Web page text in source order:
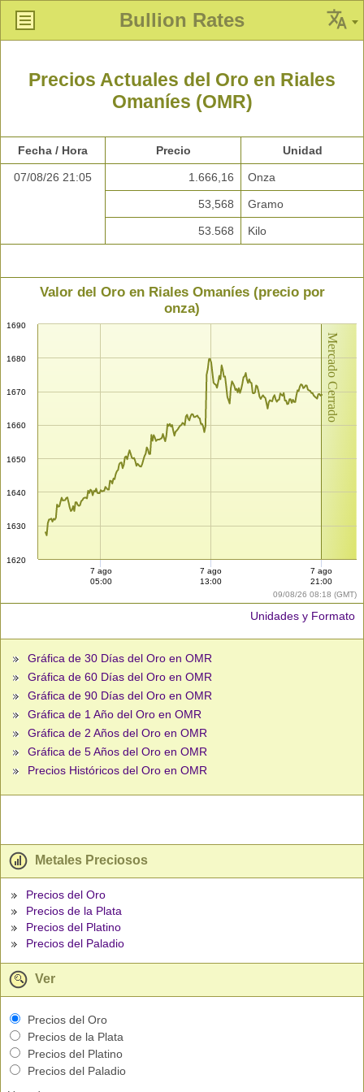
Bullion Rates
Precios Actuales del Oro en Riales
Omaníes (OMR)
Fecha / Hora Precio Unidad
07/08/26 21:05 1.666,16 Onza
53,568 Gramo
53.568 Kilo
Mercado Cerrado
09/08/26 08:18 (GMT)
Valor del Oro en Riales Omaníes (precio por
onza)
1620
1630
1640
1650
1660
1670
1680
1690
7 ago
05:00
7 ago
13:00
7 ago
21:00
Unidades y Formato
Gráfica de 30 Días del Oro en OMR
Gráfica de 60 Días del Oro en OMR
Gráfica de 90 Días del Oro en OMR
Gráfica de 1 Año del Oro en OMR
Gráfica de 2 Años del Oro en OMR
Gráfica de 5 Años del Oro en OMR
Precios Históricos del Oro en OMR
Metales Preciosos
Precios del Oro
Precios de la Plata
Precios del Platino
Precios del Paladio
Ver
Precios del Oro
Precios de la Plata
Precios del Platino
Precios del Paladio